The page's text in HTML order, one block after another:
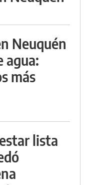
Neuquén
agua:
más
lista